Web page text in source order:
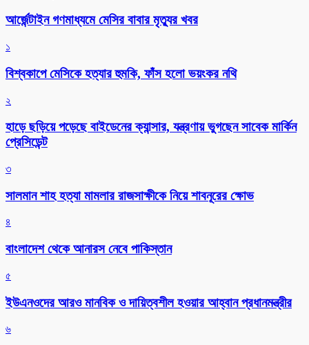
আর্জেন্টাইন গণমাধ্যমে মেসির বাবার মৃত্যুর খবর
১
বিশ্বকাপে মেসিকে হত্যার হুমকি, ফাঁস হলো ভয়ংকর নথি
২
হাড়ে ছড়িয়ে পড়েছে বাইডেনের ক্যান্সার, যন্ত্রণায় ভুগছেন সাবেক মার্কিন
প্রেসিডেন্ট
৩
সালমান শাহ হত্যা মামলার রাজসাক্ষীকে নিয়ে শাবনূরের ক্ষোভ
৪
বাংলাদেশ থেকে আনারস নেবে পাকিস্তান
৫
ইউএনওদের আরও মানবিক ও দায়িত্বশীল হওয়ার আহ্বান প্রধানমন্ত্রীর
৬